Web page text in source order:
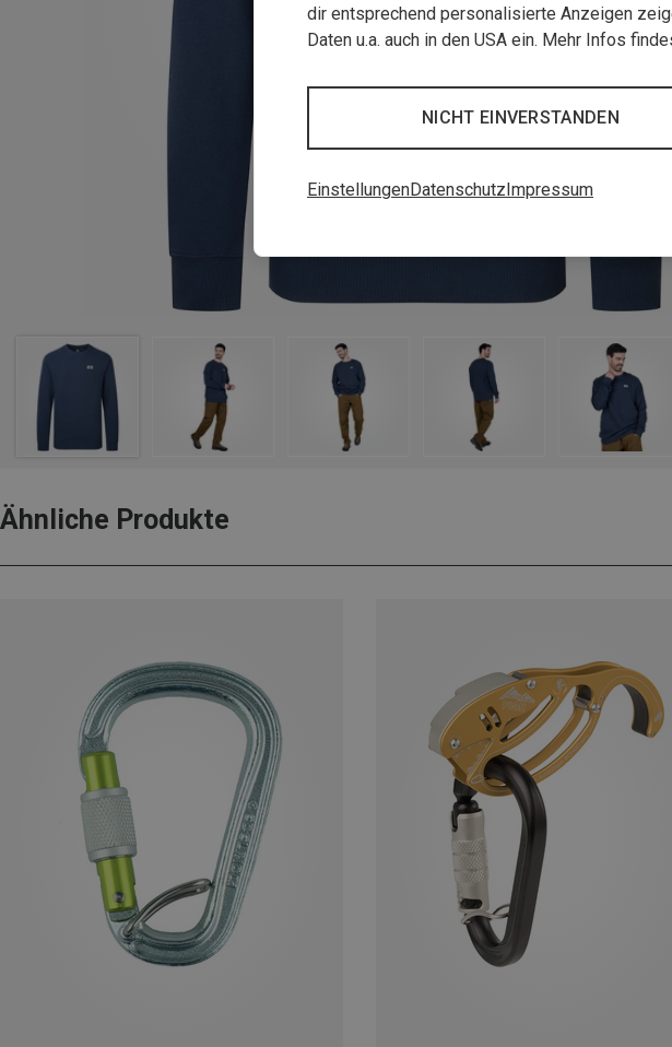
Ähnliche Produkte
dir entsprechend personalisierte Anzeigen
Daten u.a. auch in den USA ein. Mehr Infos
NICHT EINVERSTANDEN
EinstellungenDatenschutz Impressum